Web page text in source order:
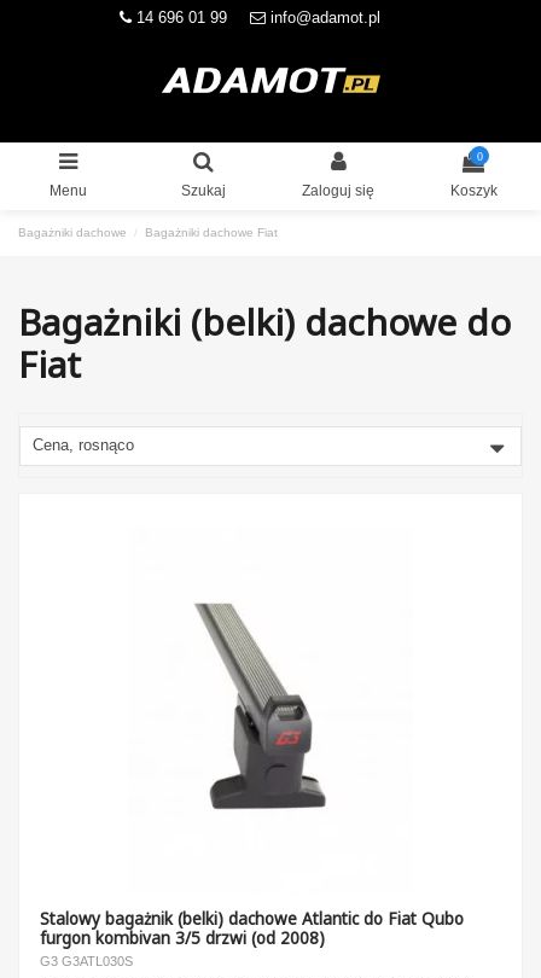
14 696 01 99 info@adamot.pl
Menu Szukaj Zaloguj się
0
Koszyk
Bagażniki dachowe Bagażniki dachowe Fiat
Bagażniki (belki) dachowe do
Fiat
Cena, rosnąco
Stalowy bagażnik (belki) dachowe Atlantic do Fiat Qubo
furgon kombivan 3/5 drzwi (od 2008)
G3 G3ATL030S